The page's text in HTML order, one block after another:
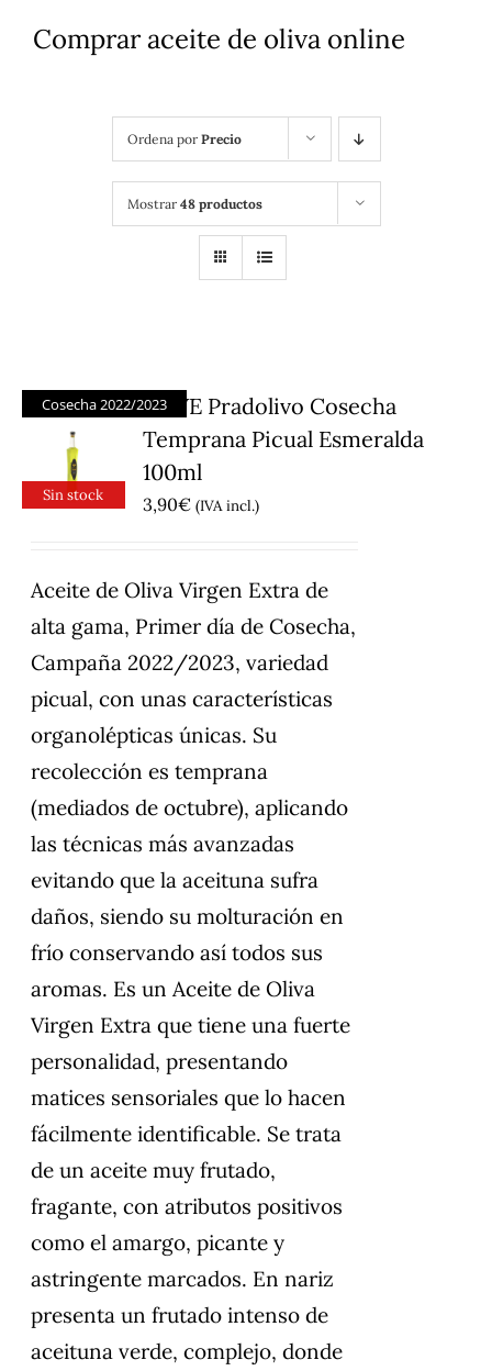
Comprar aceite de oliva online
Ordena por Precio
Mostrar 48 productos
Sin stock
Cosecha 2022/2023AOVE Pradolivo Cosecha
Temprana Picual Esmeralda
100ml
3,90€ (IVA incl.)
Aceite de Oliva Virgen Extra de
alta gama, Primer día de Cosecha,
Campaña 2022/2023, variedad
picual, con unas características
organolépticas únicas. Su
recolección es temprana
(mediados de octubre), aplicando
las técnicas más avanzadas
evitando que la aceituna sufra
daños, siendo su molturación en
frío conservando así todos sus
aromas. Es un Aceite de Oliva
Virgen Extra que tiene una fuerte
personalidad, presentando
matices sensoriales que lo hacen
fácilmente identificable. Se trata
de un aceite muy frutado,
fragante, con atributos positivos
como el amargo, picante y
astringente marcados. En nariz
presenta un frutado intenso de
aceituna verde, complejo, donde